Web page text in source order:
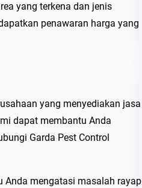
yang terkena dan jenis
penawaran harga yang
yang menyediakan jasa
dapat membantu Anda
Garda Pest Control
Anda mengatasi masalah rayap